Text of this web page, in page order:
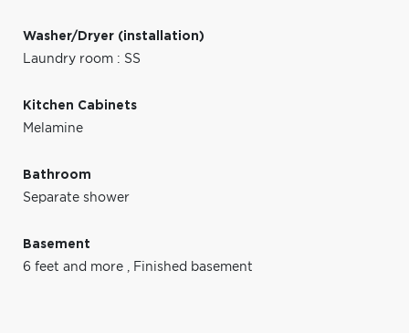
Washer/Dryer (installation)
Laundry room : SS
Kitchen Cabinets
Melamine
Bathroom
Separate shower
Basement
6 feet and more , Finished basement